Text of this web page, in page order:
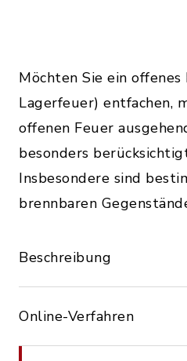
Möchten Sie ein offenes
Lagerfeuer) entfachen,
offenen Feuer
besonders
Insbesondere sind
brennbaren
Beschreibung
Online-Verfahren